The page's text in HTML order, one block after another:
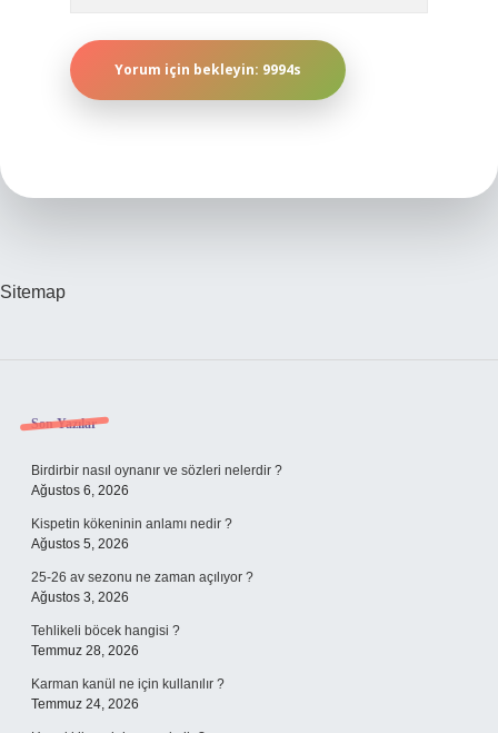
Sitemap
Sidebar
Son Yazılar
Birdirbir nasıl oynanır ve sözleri nelerdir ?
Ağustos 6, 2026
Kispetin kökeninin anlamı nedir ?
Ağustos 5, 2026
25-26 av sezonu ne zaman açılıyor ?
Ağustos 3, 2026
Tehlikeli böcek hangisi ?
Temmuz 28, 2026
Karman kanül ne için kullanılır ?
Temmuz 24, 2026